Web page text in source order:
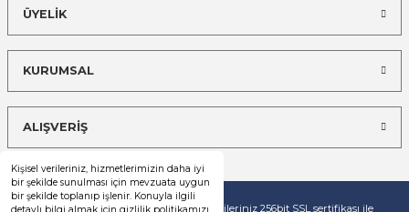
Kişisel verileriniz, hizmetlerimizin daha iyi
bir şekilde sunulması için mevzuata uygun
bir şekilde toplanıp işlenir. Konuyla ilgili
ÜYELİK
KURUMSAL
ALIŞVERİŞ
© Tüm hakları saklıdır. Kredi kartı bilgileriniz 256bit SSL sertifikası ile